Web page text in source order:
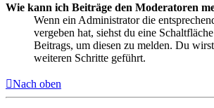
Wie kann ich Beiträge den Moderatoren
Wenn ein Administrator die
vergeben hat, siehst du eine
Beitrags, um diesen zu melden. Du
weiteren Schritte geführt.
Nach oben